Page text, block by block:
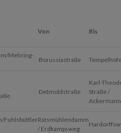
Von Bis
Mehring-
Borussiastraße
Detmoldstraße
Karl-
Straße /
FuhlsbüttlerRatsmühlendamm
/ Erdkampsweg